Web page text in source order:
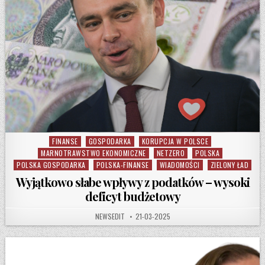
Posted in
FINANSE GOSPODARKA
KORUPCJA W POLSCE
MARNOTRAWSTWO EKONOMICZNE
NETZERO
POLSKA
POLSKA GOSPODARKA
POLSKA-FINANSE WIADOMOŚCI ZIELONY ŁAD
Wyjątkowo słabe wpływy z podatków – wysoki
deficyt budżetowy
AUTHOR:
NEWSEDIT PUBLISHED DATE:
21-03-2025